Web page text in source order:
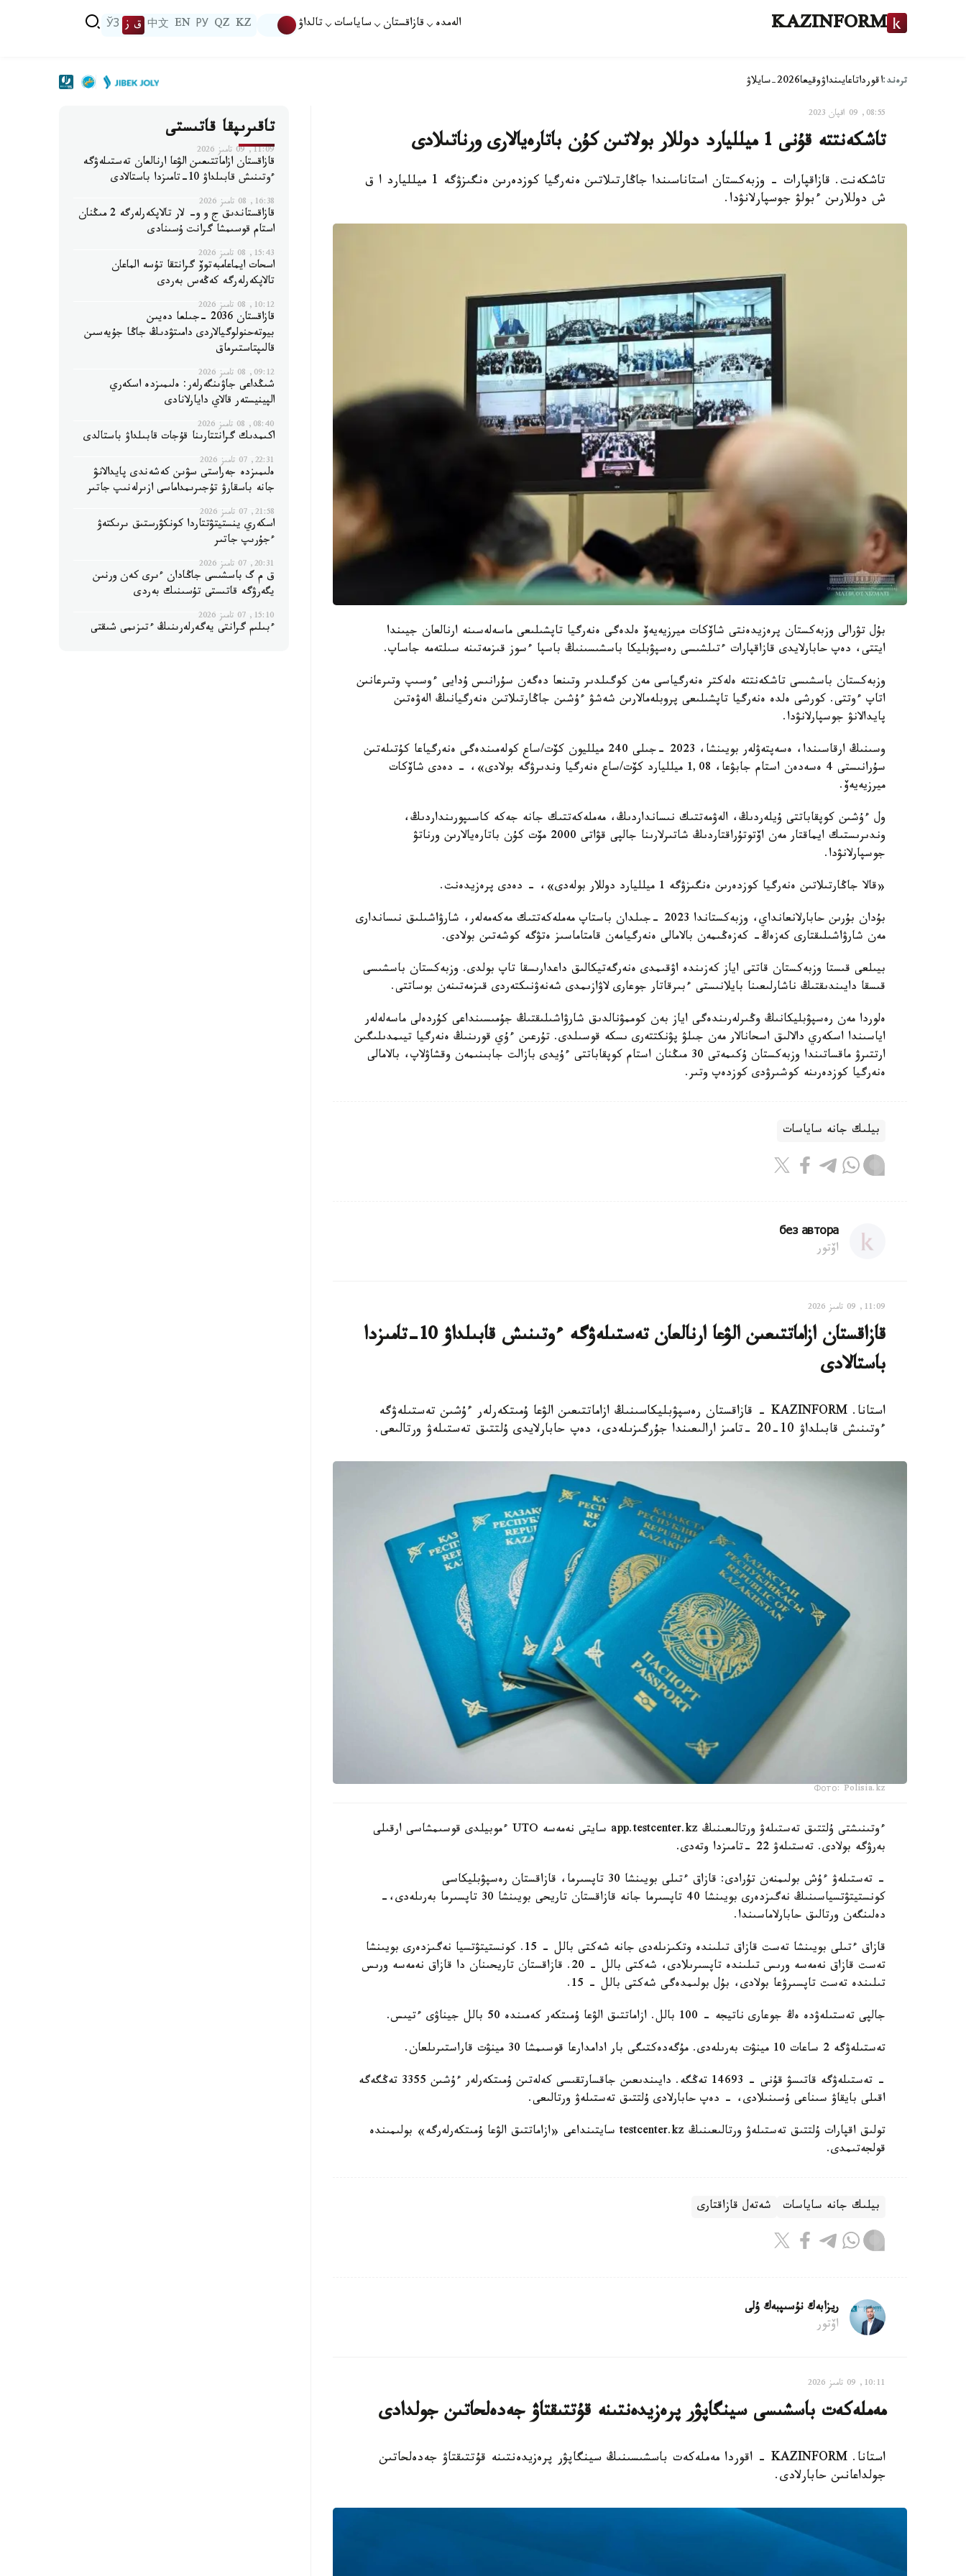
KAZINFORM الەمدە قازاقستان ساياسات تالداۋ KZ
QZ
РУ
EN
中文 ق ز ЎЗ
ترەند:اقورداتاعايىنداۋوقيعا2026-سايلاۋ
08:55, 09 اقپان 2023
تاشكەنتتە قۇنى 1 ميلليارد دوللار بولاتىن كۇن باتارەيالارى ورناتىلادى
تاشكەنت. قازاقپارات - وزبەكستان استاناسىندا جاڭارتىلاتىن ەنەرگيا كوزدەرىن ەنگىزۋگە 1 ميلليارد ا ق
ش دوللارىن ءبولۋ جوسپارلانۋدا.
بۇل تۋرالى وزبەكستان پرەزيدەنتى شاۆكات ميرزيەيەۆ ەلدەگى ەنەرگيا تاپشىلىعى ماسەلەسىنە ارنالعان جيىندا
ايتتى، دەپ حابارلايدى قازاقپارات ءتىلشىسى رەسپۋبليكا باسشىسىنىڭ باسپا ءسوز قىزمەتىنە سىلتەمە جاساپ.
وزبەكستان باسشىسى تاشكەنتتە ەلەكتر ەنەرگياسى مەن كوگىلدىر وتىنعا دەگەن سۇرانىس ۇدايى ءوسىپ وتىرعانىن
اتاپ ءوتتى. كورشى ەلدە ەنەرگيا تاپشىلىعى پروبلەمالارىن شەشۋ ءۇشىن جاڭارتىلاتىن ەنەرگيانىڭ الەۋەتىن
پايدالانۋ جوسپارلانۋدا.
وسىنىڭ ارقاسىندا، ەسەپتەۋلەر بويىنشا، 2023 -جىلى 240 ميلليون كۆت/ساع كولەمىندەگى ەنەرگياعا كۇتىلەتىن
سۇرانىستى 4 ەسەدەن استام جابۋعا، 1,08 ميلليارد كۆت/ساع ەنەرگيا وندىرۋگە بولادى»، - دەدى شاۆكات
ميرزيەيەۆ.
ول ءۇشىن كوپقاباتتى ۇيلەردىڭ، الەۋمەتتىك نىسانداردىڭ، مەملەكەتتىك جانە جەكە كاسىپورىنداردىڭ،
وندىرىستىك ايماقتار مەن اۆتوتۇراقتاردىڭ شاتىرلارىنا جالپى قۋاتى 2000 مۆت كۇن باتارەيالارىن ورناتۋ
جوسپارلانۋدا.
«قالا جاڭارتىلاتىن ەنەرگيا كوزدەرىن ەنگىزۋگە 1 ميلليارد دوللار بولەدى»، - دەدى پرەزيدەنت.
بۇدان بۇرىن حابارلانعانداي، وزبەكستاندا 2023 -جىلدان باستاپ مەملەكەتتىك مەكەمەلەر، شارۋاشىلىق نىساندارى
مەن شارۋاشىلىقتارى كەزەڭ- كەزەڭىمەن بالامالى ەنەرگيامەن قامتاماسىز ەتۋگە كوشەتىن بولادى.
بيىلعى قىستا وزبەكستان قاتتى اياز كەزىندە اۋقىمدى ەنەرگەتيكالىق داعدارىسقا تاپ بولدى. وزبەكستان باسشىسى
قىسقا دايىندىقتىڭ ناشارلىعىنا بايلانىستى ءبىرقاتار جوعارى لاۋازىمدى شەنەۋنىكتەردى قىزمەتىنەن بوساتتى.
ەلوردا مەن رەسپۋبليكانىڭ وڭىرلەرىندەگى اياز بەن كوممۋنالدىق شارۋاشىلىقتىڭ جۇمىسىنداعى كۇردەلى ماسەلەلەر
اياسىندا اسكەري دالالىق اسحانالار مەن جىلۋ پۋنكتتەرى ىسكە قوسىلدى. تۇرعىن ءۇي قورىنىڭ ەنەرگيا تيىمدىلىگىن
ارتتىرۋ ماقساتىندا وزبەكستان ۇكىمەتى 30 مىڭنان استام كوپقاباتتى ءۇيدى بازالت جابىنىمەن وقشاۋلاپ، بالامالى
ەنەرگيا كوزدەرىنە كوشىرۋدى كوزدەپ وتىر.
بيلىك جانە ساياسات
без автора
اۆتور
11:09, 09 تامىز 2026
قازاقستان ازاماتتىعىن الۋعا ارنالعان تەستىلەۋگە ءوتىنىش قابىلداۋ 10-تامىزدا
باستالادى
استانا. KAZINFORM - قازاقستان رەسپۋبليكاسىنىڭ ازاماتتىعىن الۋعا ۇمىتكەرلەر ءۇشىن تەستىلەۋگە
ءوتىنىش قابىلداۋ 10-20 -تامىز ارالىعىندا جۇرگىزىلەدى، دەپ حابارلايدى ۇلتتىق تەستىلەۋ ورتالىعى.
Фото: Polisia.kz
ءوتىنىشتى ۇلتتىق تەستىلەۋ ورتالىعىنىڭ app.testcenter.kz سايتى نەمەسە UTO ءموبيلدى قوسىمشاسى ارقىلى
بەرۋگە بولادى. تەستىلەۋ 22 -تامىزدا وتەدى.
- تەستىلەۋ ءۇش بولىمنەن تۇرادى: قازاق ءتىلى بويىنشا 30 تاپسىرما، قازاقستان رەسپۋبليكاسى
كونستيتۋتسياسىنىڭ نەگىزدەرى بويىنشا 40 تاپسىرما جانە قازاقستان تاريحى بويىنشا 30 تاپسىرما بەرىلەدى،-
دەلىنگەن ورتالىق حابارلاماسىندا.
قازاق ءتىلى بويىنشا تەست قازاق تىلىندە وتكىزىلەدى جانە شەكتى بالل - 15. كونستيتۋتسيا نەگىزدەرى بويىنشا
تەست قازاق نەمەسە ورىس تىلىندە تاپسىرىلادى، شەكتى بالل - 20. قازاقستان تاريحىنان دا قازاق نەمەسە ورىس
تىلىندە تەست تاپسىرۋعا بولادى، بۇل بولىمدەگى شەكتى بالل - 15.
جالپى تەستىلەۋدە ەڭ جوعارى ناتيجە - 100 بالل. ازاماتتىق الۋعا ۇمىتكەر كەمىندە 50 بالل جيناۋى ءتيىس.
تەستىلەۋگە 2 ساعات 10 مينۋت بەرىلەدى. مۇگەدەكتىگى بار ادامدارعا قوسىمشا 30 مينۋت قاراستىرىلعان.
- تەستىلەۋگە قاتىسۋ قۇنى - 14693 تەڭگە. دايىندىعىن جاقسارتقىسى كەلەتىن ۇمىتكەرلەر ءۇشىن 3355 تەڭگەگە
اقىلى بايقاۋ سىناعى ۇسىنىلادى، - دەپ حابارلادى ۇلتتىق تەستىلەۋ ورتالىعى.
تولىق اقپارات ۇلتتىق تەستىلەۋ ورتالىعىنىڭ testcenter.kz سايتىنداعى «ازاماتتىق الۋعا ۇمىتكەرلەرگە» بولىمىندە
قولجەتىمدى.
بيلىك جانە ساياسات شەتەل قازاقتارى
ريزابەك نۇسىپبەك ۇلى
اۆتور
10:11, 09 تامىز 2026
مەملەكەت باسشىسى سينگاپۋر پرەزيدەنتىنە قۇتتىقتاۋ جەدەلحاتىن جولدادى
استانا. KAZINFORM - اقوردا مەملەكەت باسشىسىنىڭ سينگاپۋر پرەزيدەنتىنە قۇتتىقتاۋ جەدەلحاتىن
جولداعانىن حابارلادى.
تاقىرىپقا قاتىستى
11:09, 09 تامىز 2026
قازاقستان ازاماتتىعىن الۋعا ارنالعان تەستىلەۋگە
ءوتىنىش قابىلداۋ 10-تامىزدا باستالادى
16:38, 08 تامىز 2026
قازاقستاندىق ج و و- لار تالاپكەرلەرگە 2 مىڭنان
استام قوسىمشا گرانت ۇسىنادى
15:43, 08 تامىز 2026
اسحات ايماعامبەتوۆ گرانتقا تۇسە الماعان
تالاپكەرلەرگە كەڭەس بەردى
10:12, 08 تامىز 2026
قازاقستان 2036 -جىلعا دەيىن
بيوتەحنولوگيالاردى دامىتۋدىڭ جاڭا جۇيەسىن
قالىپتاستىرماق
09:12, 08 تامىز 2026
شىڭداعى جاۋىنگەرلەر: ەلىمىزدە اسكەري
الپينيستەر قالاي دايارلانادى
08:40, 08 تامىز 2026
اكىمدىك گرانتتارىنا قۇجات قابىلداۋ باستالدى
22:31, 07 تامىز 2026
ەلىمىزدە جەراستى سۋىن كەشەندى پايدالانۋ
جانە باسقارۋ تۇجىرىمداماسى ازىرلەنىپ جاتىر
21:58, 07 تامىز 2026
اسكەري ينستيتۋتتاردا كونكۋرستىق ىرىكتەۋ
ءجۇرىپ جاتىر
20:31, 07 تامىز 2026
ق م گ باسشىسى جاڭادان ءىرى كەن ورنىن
يگەرۋگە قاتىستى تۇسىنىك بەردى
15:10, 07 تامىز 2026
ءبىلىم گرانتى يەگەرلەرىنىڭ ءتىزىمى شىقتى